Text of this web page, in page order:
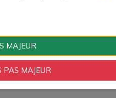
Drip Tip
510
MAJEUR
PAS MAJEUR